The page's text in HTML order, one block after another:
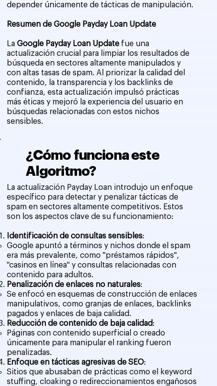
¿Cómo funciona este
Algoritmo?
La actualización Payday Loan introdujo un enfoque
específico para detectar y penalizar tácticas de
spam en sectores altamente competitivos. Estos
son los aspectos clave de su funcionamiento:
Identificación de consultas sensibles:
Google apuntó a términos y nichos donde el spam
era más prevalente, como "préstamos rápidos",
"casinos en línea" y consultas relacionadas con
contenido para adultos.
Penalización de enlaces no naturales:
Se enfocó en esquemas de construcción de enlaces
manipulativos, como granjas de enlaces, backlinks
pagados y enlaces de baja calidad.
Reducción de contenido de baja calidad:
Páginas con contenido superficial o creado
únicamente para manipular el ranking fueron
penalizadas.
Enfoque en tácticas agresivas de SEO:
Sitios que abusaban de prácticas como el keyword
stuffing, cloaking o redireccionamientos engañosos
depender únicamente de tácticas de manipulación.
Resumen de Google Payday Loan Update
La Google Payday Loan Updatefue una
actualización crucial para limpiar los resultados de
búsqueda en sectores altamente manipulados y
con altas tasas de spam. Al priorizar la calidad del
contenido, la transparencia y los backlinks de
confianza, esta actualización impulsó prácticas
más éticas y mejoró la experiencia del usuario en
búsquedas relacionadas con estos nichos
sensibles.